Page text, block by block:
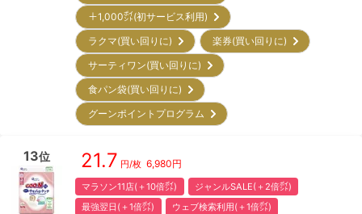
＋1,000㌽(初サービス利用)
ラクマ(買い回りに)
楽券(買い回りに)
サーティワン(買い回りに)
食パン袋(買い回りに)
グーンポイントプログラム
13位 21.7 円/枚 6,980円
マラソン11店(＋10倍㌽)
ジャンルSALE(＋2倍㌽)
最強翌日(＋1倍㌽)
ウェブ検索利用(＋1倍㌽)